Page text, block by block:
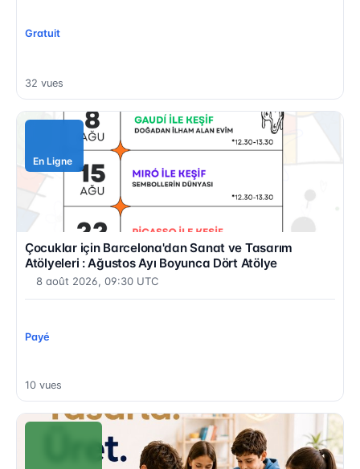
Gratuit
32 vues
En Ligne
Çocuklar için Barcelona'dan Sanat ve Tasarım
Atölyeleri : Ağustos Ayı Boyunca Dört Atölye
8 août 2026, 09:30 UTC
Payé
10 vues